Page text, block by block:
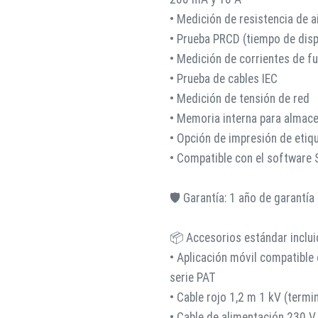
• Medición de resistencia de
• Prueba PRCD (tiempo de
• Medición de corrientes de
• Prueba de cables IEC
• Medición de tensión de red
• Memoria interna para
• Opción de impresión de
• Compatible con el software
🛡️ Garantía: 1 año de garantía
📦 Accesorios estándar
• Aplicación móvil
serie PAT
• Cable rojo 1,2 m 1 kV